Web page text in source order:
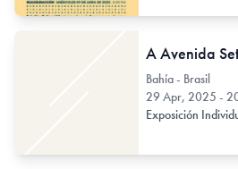
Bahía - Brasil
29 Apr, 2025 -
Exposición